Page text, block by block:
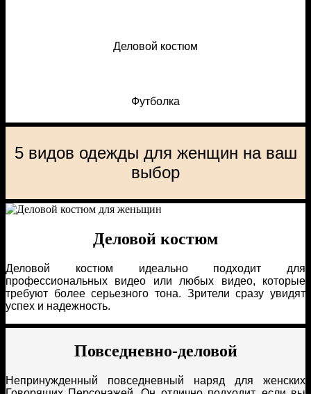
Деловой костюм
Футболка
5 видов одежды для женщин на ваш
выбор
Деловой костюм
Деловой костюм идеально подходит для
профессиональных видео или любых видео, которые
требуют более серьезного тона. Зрители сразу увидят
успех и надежность.
Повседневно-деловой
Непринужденный повседневный наряд для женских